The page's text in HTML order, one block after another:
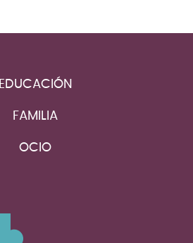
EDUCACIÓN
FAMILIA
OCIO